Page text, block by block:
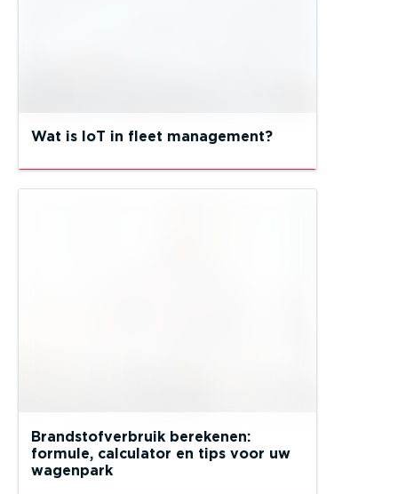
Wat is IoT in fleet management?
Brandstofverbruik berekenen:
formule, calculator en tips voor uw
wagenpark